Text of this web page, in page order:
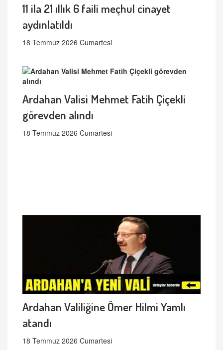
11 ila 21 ıllık 6 faili meçhul cinayet
aydınlatıldı
18 Temmuz 2026 Cumartesi
Ardahan Valisi Mehmet Fatih Çiçekli
görevden alındı
18 Temmuz 2026 Cumartesi
Ardahan Valiliğine Ömer Hilmi Yamlı
atandı
18 Temmuz 2026 Cumartesi